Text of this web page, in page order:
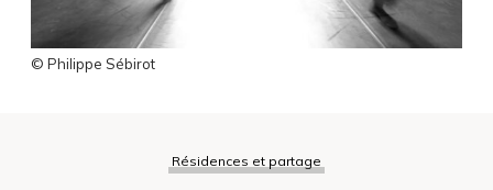
© Philippe Sébirot
Résidences et partage